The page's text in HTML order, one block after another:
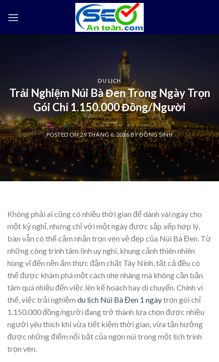
DU LỊCH
Trải Nghiệm Núi Bà Đen Trong Ngày Trọn
Gói Chỉ 1.150.000 Đồng/Người
POSTED ON29 THÁNG 6, 2026BYĐỒNG SINH
Không phải ai cũng có nhiều thời gian để dành vài ngày cho
một kỳ nghỉ, nhưng chỉ với một ngày được sắp xếp hợp lý,
bạn vẫn có thể cảm nhận trọn vẹn vẻ đẹp của Núi Bà Đen. Từ
những công trình tâm linh uy nghi, khung cảnh thiên nhiên
hùng vĩ đến nền ẩm thực đậm chất Tây Ninh, tất cả đều có
thể được khám phá một cách nhẹ nhàng mà không cần bận
tâm quá nhiều đến việc lên kế hoạch hay di chuyển. Chính vì
thế, việc trải nghiệm du lịch Núi Bà Đen 1 ngàytrọn gói chỉ
1.150.000 đồng/người đang trở thành lựa chọn được nhiều
người yêu thích khi vừa tiết kiệm thời gian, vừa tận hưởng
được những điểm nổi bật của ngọn núi trong một lịch trình
trọn vẹn.